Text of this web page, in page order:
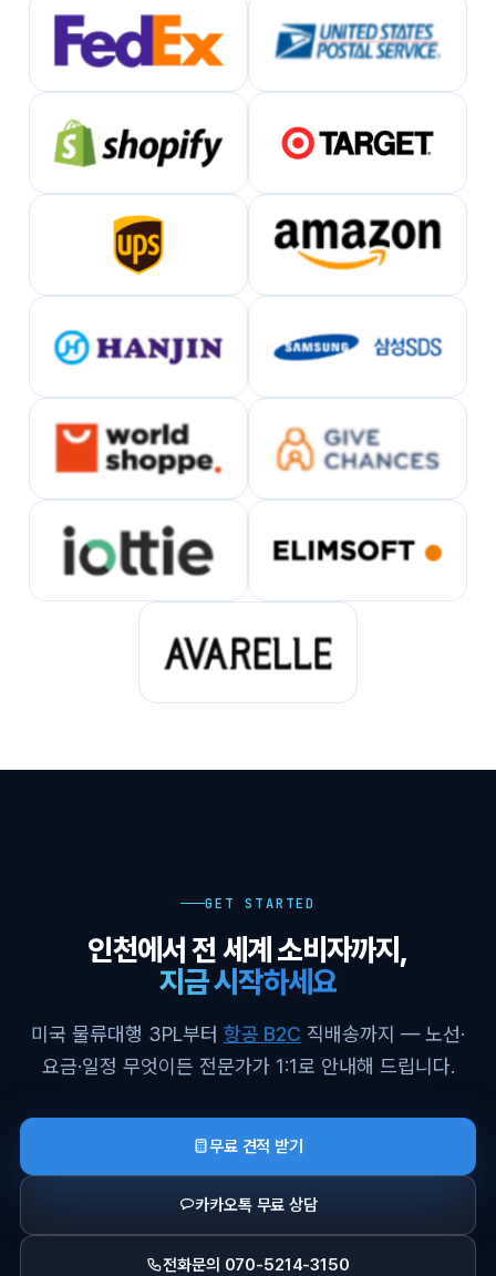
GET STARTED
인천에서 전 세계 소비자까지,
지금 시작하세요
미국 물류대행 3PL부터 항공 B2C 직배송까지 — 노선·
요금·일정 무엇이든 전문가가 1:1로 안내해 드립니다.
무료 견적 받기
카카오톡 무료 상담
전화문의 070-5214-3150